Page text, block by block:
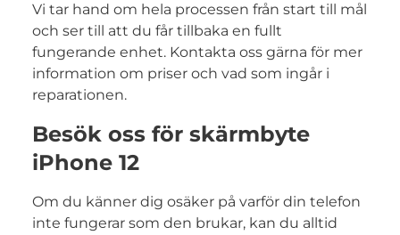
Vi tar hand om hela processen från start till mål
och ser till att du får tillbaka en fullt
fungerande enhet. Kontakta oss gärna för mer
information om priser och vad som ingår i
reparationen.
Besök oss för skärmbyte
iPhone 12
Om du känner dig osäker på varför din telefon
inte fungerar som den brukar, kan du alltid